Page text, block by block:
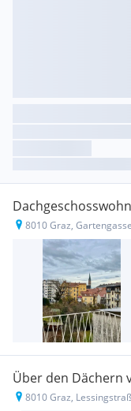
8010 Graz,
Über den Dächern
8010 Graz,